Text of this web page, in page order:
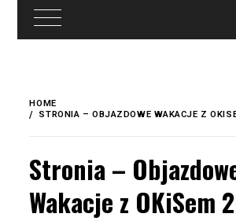
treści
content
HOME
STRONIA – OBJAZDOWE WAKACJE Z
Stronia –
Wakacje z OKiSem